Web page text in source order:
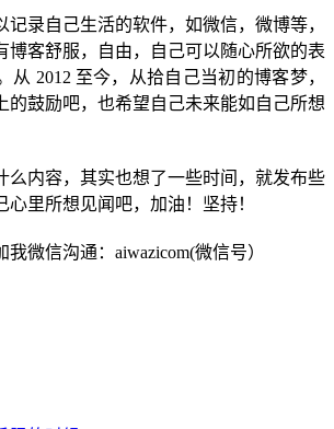
记录自己生活的软件，如微信，微博等，
博客舒服，自由，自己可以随心所欲的表
从 2012 至今，从拾自己当初的博客梦，
的鼓励吧，也希望自己未来能如自己所想
么内容，其实也想了一些时间，就发布些
里所想见闻吧，加油！坚持！
微信沟通：aiwazicom(微信号）